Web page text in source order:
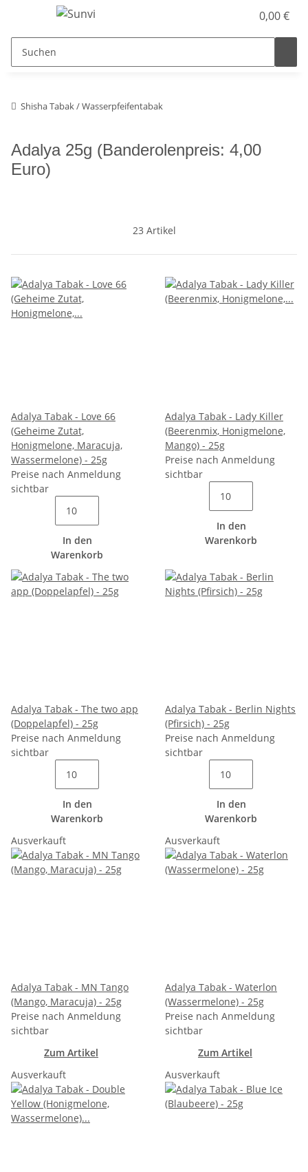
0,00 €
Shisha Tabak / Wasserpfeifentabak
Adalya 25g (Banderolenpreis: 4,00
Euro)
23 Artikel
Adalya Tabak - Love 66
(Geheime Zutat,
Honigmelone, Maracuja,
Wassermelone) - 25g
Preise nach Anmeldung
sichtbar
In den
Warenkorb
Adalya Tabak - Lady Killer
(Beerenmix, Honigmelone,
Mango) - 25g
Preise nach Anmeldung
sichtbar
In den
Warenkorb
Adalya Tabak - The two app
(Doppelapfel) - 25g
Preise nach Anmeldung
sichtbar
In den
Warenkorb
Adalya Tabak - Berlin Nights
(Pfirsich) - 25g
Preise nach Anmeldung
sichtbar
In den
Warenkorb
Ausverkauft
Adalya Tabak - MN Tango
(Mango, Maracuja) - 25g
Preise nach Anmeldung
sichtbar
Zum Artikel
Ausverkauft
Adalya Tabak - Waterlon
(Wassermelone) - 25g
Preise nach Anmeldung
sichtbar
Zum Artikel
Ausverkauft
Ausverkauft